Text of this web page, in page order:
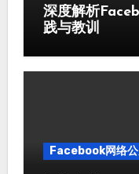
深度解析
践与教训
Facebook网络